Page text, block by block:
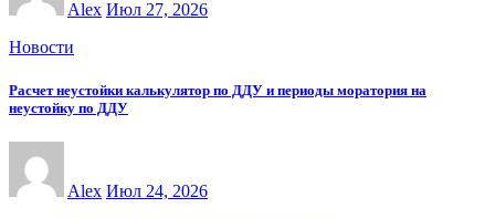
Alex Июл 27, 2026
Новости
Расчет неустойки калькулятор по ДДУ и периоды моратория на
неустойку по ДДУ
Alex Июл 24, 2026